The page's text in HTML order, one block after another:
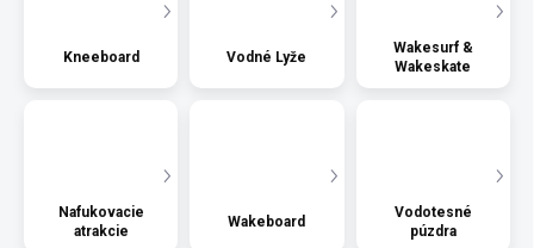
Kneeboard Vodné Lyže
Wakesurf &
Wakeskate
Nafukovacie
atrakcie
Wakeboard
Vodotesné
púzdra